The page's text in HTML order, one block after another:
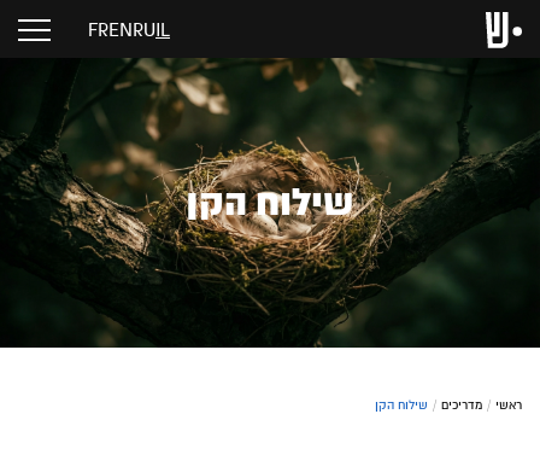
IL
RU
EN
FR
שילוח הקן
ראשי / מדריכים / שילוח הקן